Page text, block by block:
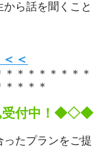
ら話を聞くこと
＜
＊＊＊＊＊＊＊
＊＊＊
受付中！◆◇◆
ったプランをご提